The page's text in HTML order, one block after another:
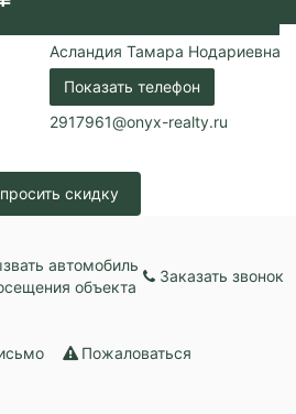
Асландия Тамара Нодариевна
Показать телефон
2917961@onyx-realty.ru
скидку
автомобиль
объекта
Заказать звонок
Пожаловаться